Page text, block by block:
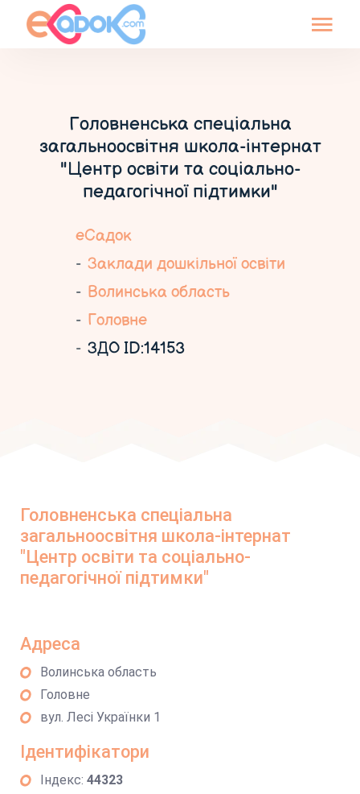
Головненська спеціальна
загальноосвітня школа-інтернат
"Центр освіти та соціально-
педагогічної підтимки"
еСадок
Заклади дошкільної освіти
Волинська область
Головне
ЗДО ID:14153
Головненська спеціальна
загальноосвітня школа-інтернат
"Центр освіти та соціально-
педагогічної підтимки"
Адреса
Волинська область
Головне
вул. Лесі Українки 1
Ідентифікатори
Індекс: 44323